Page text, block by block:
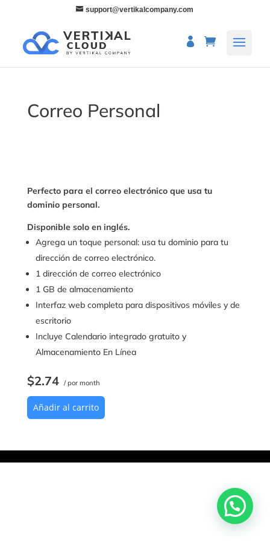
support@vertikalcompany.com
Correo Personal
Perfecto para el correo electrónico que usa tu
dominio personal.
Disponible solo en inglés.
Agrega un toque personal: usa tu dominio para tu
dirección de correo electrónico.
1 dirección de correo electrónico
1 GB de almacenamiento
Interfaz web completa para dispositivos móviles y de
escritorio
Incluye Calendario integrado gratuito y
Almacenamiento En Línea
$2.74 / por month
Añadir al carrito